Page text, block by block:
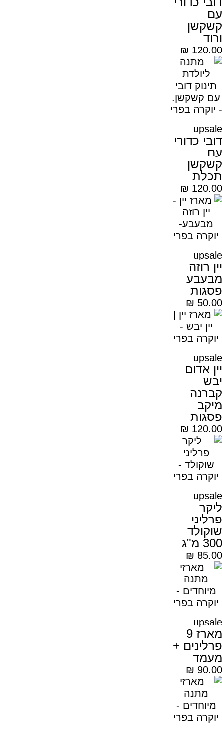
עם
קשקשן
ורוד
₪ 120.00
upsale
דובי כדורי
עם
קשקשן
תכלת
₪ 120.00
upsale
יין רוזה
מבעבע
פסגות
₪ 50.00
upsale
יין אדום
יבש
קברנה
מיקב
פסגות
₪ 120.00
upsale
ליקר
פרליני
שוקולד
300 מ"ג
₪ 85.00
upsale
מארז 9
פרלינים +
מעמד
₪ 90.00